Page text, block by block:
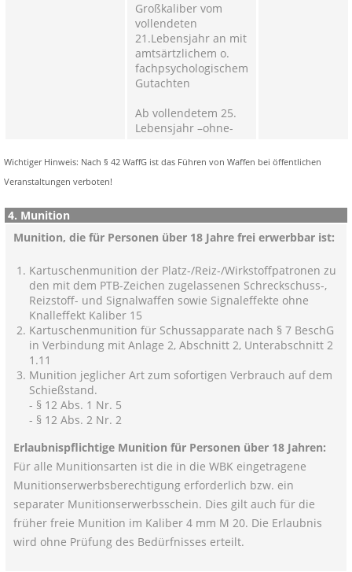
Großkaliber vom
vollendeten
21.Lebensjahr an mit
amtsärtzlichem o.
fachpsychologischem
Gutachten
Ab vollendetem 25.
Lebensjahr –ohne-
Wichtiger Hinweis: Nach § 42 WaffG ist das Führen von Waffen bei öffentlichen
Veranstaltungen verboten!
4. Munition
Munition, die für Personen über 18 Jahre frei erwerbbar ist:
Kartuschenmunition der Platz-/Reiz-/Wirkstoffpatronen zu
den mit dem PTB-Zeichen zugelassenen Schreckschuss-,
Reizstoff- und Signalwaffen sowie Signaleffekte ohne
Knalleffekt Kaliber 15
Kartuschenmunition für Schussapparate nach § 7 BeschG
in Verbindung mit Anlage 2, Abschnitt 2, Unterabschnitt 2
1.11
Munition jeglicher Art zum sofortigen Verbrauch auf dem
Schießstand.
- § 12 Abs. 1 Nr. 5
- § 12 Abs. 2 Nr. 2
Erlaubnispflichtige Munition für Personen über 18 Jahren:
Für alle Munitionsarten ist die in die WBK eingetragene
Munitionserwerbsberechtigung erforderlich bzw. ein
separater Munitionserwerbsschein. Dies gilt auch für die
früher freie Munition im Kaliber 4 mm M 20. Die Erlaubnis
wird ohne Prüfung des Bedürfnisses erteilt.